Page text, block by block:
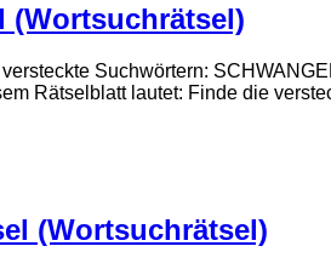
(Wortsuchrätsel)
Suchwörtern:
Rätselblatt lautet: Finde die
(Wortsuchrätsel)